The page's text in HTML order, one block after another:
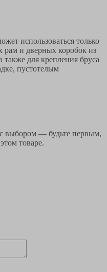
использоваться только
рам и дверных коробок из
также для крепления бруса
пустотелым
выбором — будьте первым,
товаре.